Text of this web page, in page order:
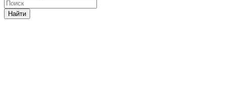
Найти